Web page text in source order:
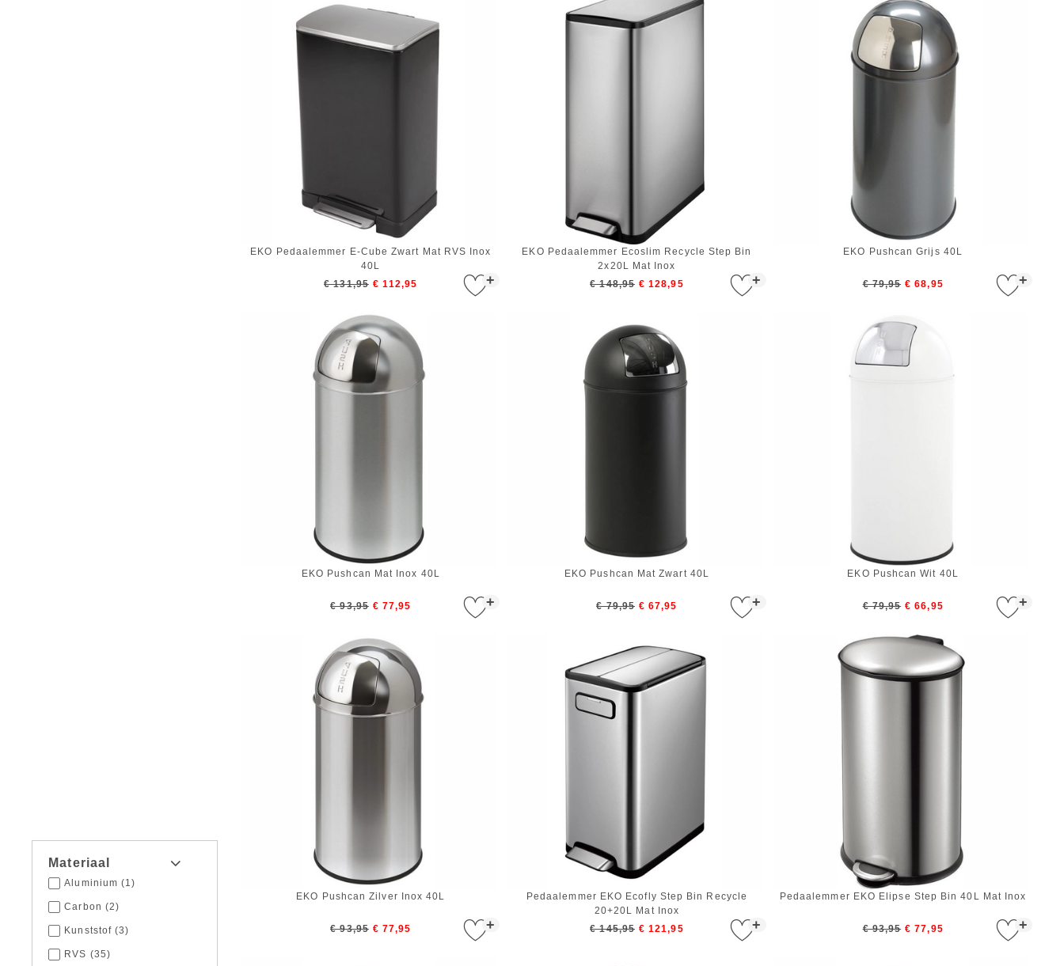
Materiaal
Aluminium (1)
Carbon (2)
Kunststof (3)
RVS (35)
+
EKO Pedaalemmer E-Cube Zwart Mat RVS Inox
40L
€ 131,95 € 112,95 +
EKO Pedaalemmer Ecoslim Recycle Step Bin
2x20L Mat Inox
€ 148,95 € 128,95 +
EKO Pushcan Grijs 40L
€ 79,95 € 68,95
+
EKO Pushcan Mat Inox 40L
€ 93,95 € 77,95 +
EKO Pushcan Mat Zwart 40L
€ 79,95 € 67,95 +
EKO Pushcan Wit 40L
€ 79,95 € 66,95
+
EKO Pushcan Zilver Inox 40L
€ 93,95 € 77,95 +
Pedaalemmer EKO Ecofly Step Bin Recycle
20+20L Mat Inox
€ 145,95 € 121,95 +
Pedaalemmer EKO Elipse Step Bin 40L Mat Inox
€ 93,95 € 77,95